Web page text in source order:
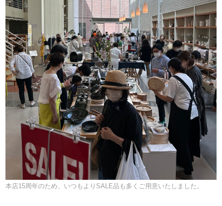
本店15周年のため、いつもよりSALE品も多くご用意いたしました。